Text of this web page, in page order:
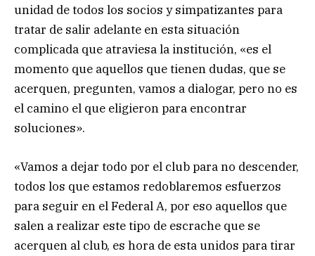
unidad de todos los socios y simpatizantes para
tratar de salir adelante en esta situación
complicada que atraviesa la institución, «es el
momento que aquellos que tienen dudas, que se
acerquen, pregunten, vamos a dialogar, pero no es
el camino el que eligieron para encontrar
soluciones».
«Vamos a dejar todo por el club para no descender,
todos los que estamos redoblaremos esfuerzos
para seguir en el Federal A, por eso aquellos que
salen a realizar este tipo de escrache que se
acerquen al club, es hora de esta unidos para tirar